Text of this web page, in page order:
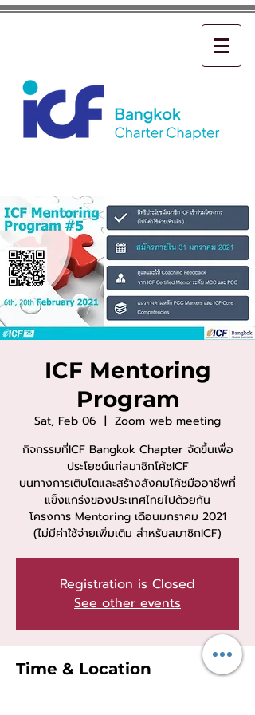
ICF Mentoring
Program
Sat, Feb 06
  |
Zoom web meeting
กิจกรรมที่ICF Bangkok Chapter จัดขึ้นเพื่อ
ประโยชน์แก่สมาชิกโค้ชICF
บนทางการเติบโตและสร้างสังคมโค้ชมืออาชีพที่
แข็งแกร่งของประเทศไทยไปด้วยกัน
โครงการ Mentoring เดือนมกราคม 2021
(ไม่มีค่าใช้จ่ายเพิ่มเติม สำหรับสมาชิกICF)
Registration is Closed
See other events
Time & Location